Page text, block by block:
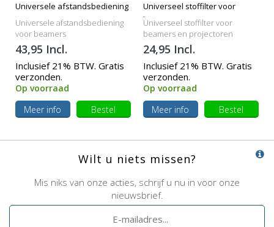
Universele afstandsbediening
Universele afstandsbediening
voor beamers
43,95 Incl.
Inclusief 21% BTW. Gratis
verzonden.
Op voorraad
Meer info
Bestel
Universeel stoffilter voor
beamers
Universeel stoffilter voor
beamers en projectoren
24,95 Incl.
Inclusief 21% BTW. Gratis
verzonden.
Op voorraad
Meer info
Bestel
Wilt u niets missen?
Mis niks van onze acties, schrijf u nu in voor onze
nieuwsbrief.